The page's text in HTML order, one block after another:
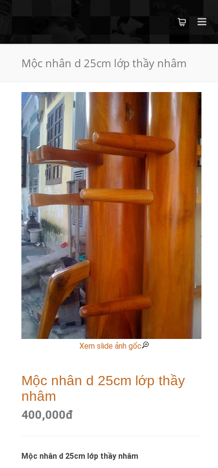
Mộc nhân d 25cm lớp thầy nhâm
Xem slide ảnh gốc
Mộc nhân d 25cm lớp thầy
nhâm
400,000đ
Mộc nhân d 25cm lớp thầy nhâm